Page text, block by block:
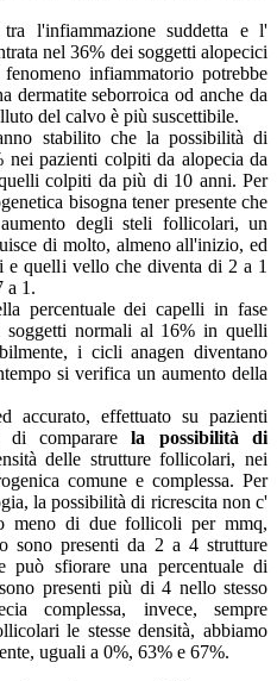
l'infiammazione suddetta e l'
nel 36% dei soggetti alopecici
infiammatorio potrebbe
dermatite seborroica od anche da
del calvo è più suscettibile.
stabilito che la possibilità di
pazienti colpiti da alopecia da
colpiti da più di 10 anni. Per
bisogna tener presente che
degli steli follicolari, un
di molto, almeno all'inizio, ed
e quelli vello che diventa di 2 a 1
a 1.
percentuale dei capelli in fase
soggetti normali al 16% in quelli
i cicli anagen diventano
si verifica un aumento della
accurato, effettuato su pazienti
di compararela possibilità di
delle strutture follicolari, nei
comune e complessa. Per
la possibilità di ricrescita non c'
meno di due follicoli per mmq,
sono presenti da 2 a 4 strutture
può sfiorare una percentuale di
presenti più di 4 nello stesso
complessa, invece, sempre
le stesse densità, abbiamo
uguali a 0%, 63% e 67%.